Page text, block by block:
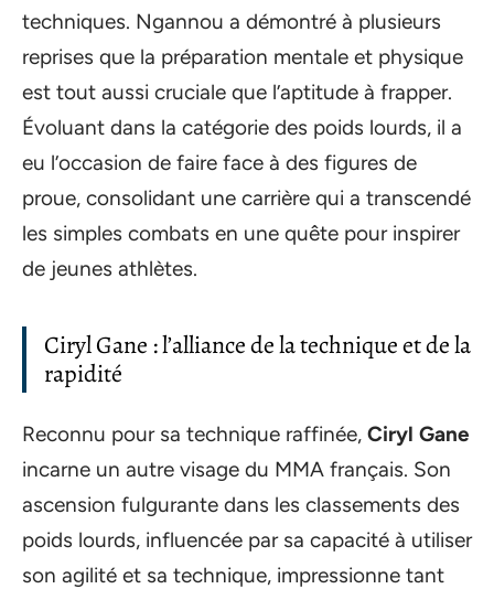
techniques. Ngannou a démontré à plusieurs
reprises que la préparation mentale et physique
est tout aussi cruciale que l’aptitude à frapper.
Évoluant dans la catégorie des poids lourds, il a
eu l’occasion de faire face à des figures de
proue, consolidant une carrière qui a transcendé
les simples combats en une quête pour inspirer
de jeunes athlètes.
Ciryl Gane : l’alliance de la technique et de la
rapidité
Reconnu pour sa technique raffinée, Ciryl Gane
incarne un autre visage du MMA français. Son
ascension fulgurante dans les classements des
poids lourds, influencée par sa capacité à utiliser
son agilité et sa technique, impressionne tant